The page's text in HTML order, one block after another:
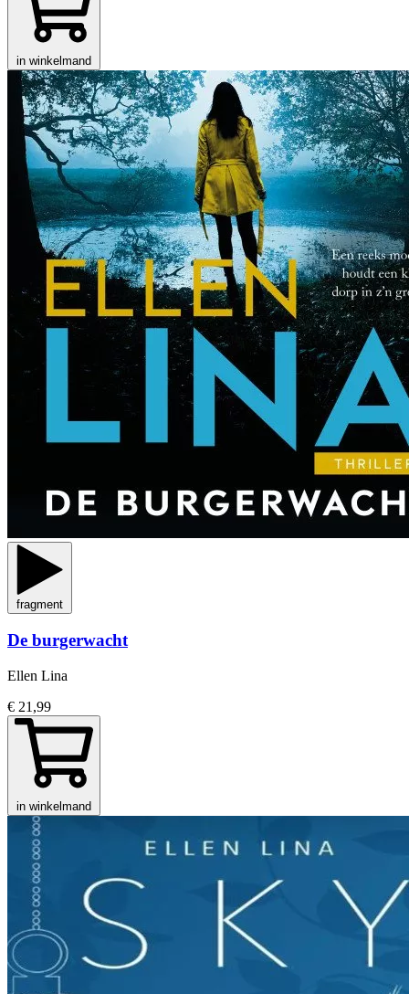
in winkelmand
fragment
De burgerwacht
Ellen Lina
€ 21,99
in winkelmand